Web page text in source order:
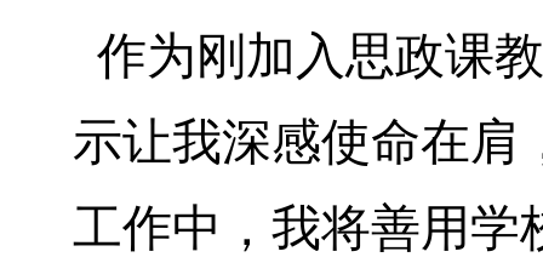
作为刚加入思政课
示让我深感使命在肩
工作中，我将善用学